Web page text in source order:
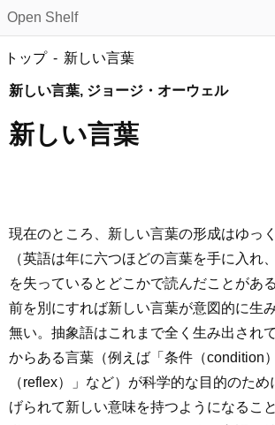
Open Shelf
トップ 新しい言葉
新しい言葉, ジョージ・オーウェル
新しい言葉
現在のところ、新しい言葉の形成はゆっ
（英語は年に六つほどの言葉を手に入れ
を失っているとどこかで読んだことがあ
前を別にすれば新しい言葉が意図的に生
無い。抽象語はこれまで全く生み出され
からある言葉（例えば「条件（condition
（reflex）」など）が科学的な目的のた
げられて新しい意味を持つようになるこ